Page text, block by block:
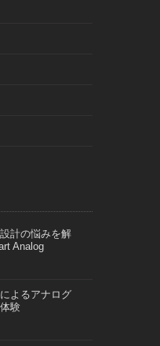
計の悩みを解
Analog
よるアナログ
験